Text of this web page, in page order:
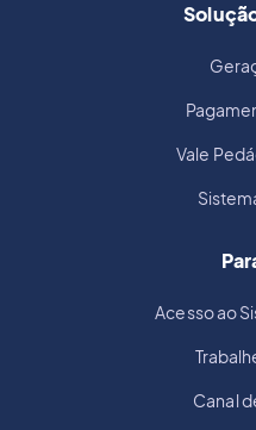
Vale
Acesso ao
Canal